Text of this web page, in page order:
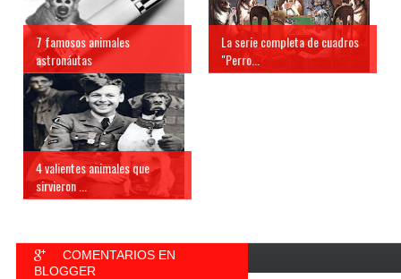
7 famosos animales
astronáutas
La serie completa de cuadros
"Perro...
4 valientes animales que
sirvieron ...
COMENTARIOS EN
BLOGGER